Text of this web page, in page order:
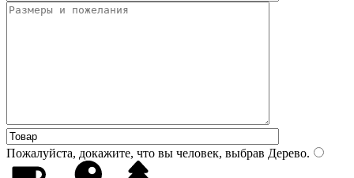
Пожалуйста, докажите, что вы человек, выбрав Дерево.